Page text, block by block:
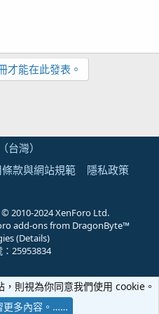
才能在此發表。
灣）
款與網站規範
隱私政策
© 2010-2024 XenForo Ltd.
add-ons from DragonByte™
(Details)
25953834
則視為你同意我們使用 cookie。
更多內容。……